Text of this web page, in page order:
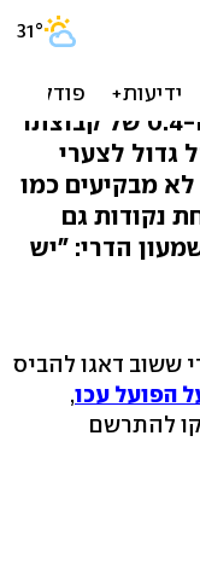
מאמן מכבי ת"א לא התרשם מה-0:4 של קבוצתו
גדול לצערי
מבקיעים כמו
נקודות גם
הדרי: "יש
ששוב דאגו להביס
,
להתרשם